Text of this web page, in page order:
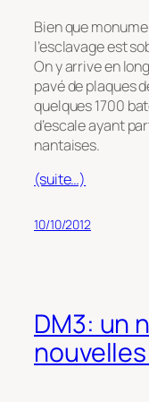
Bien que
l’esclavage est
On y arrive en
pavé de plaques
quelques 1700
d’escale ayant
nantaises.
(suite…)
10/10/2012
DM3: un